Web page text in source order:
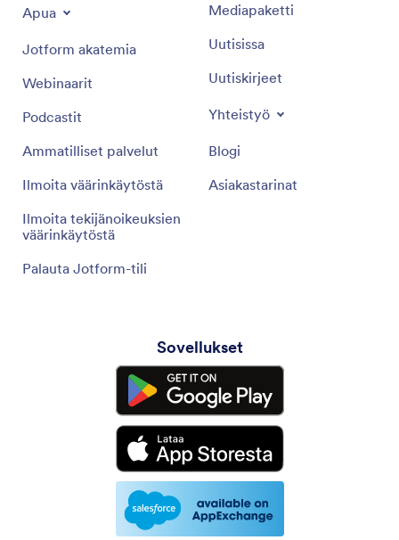
Apua
Jotform akatemia
Webinaarit
Podcastit
Ammatilliset palvelut
Ilmoita väärinkäytöstä
Ilmoita tekijänoikeuksien
väärinkäytöstä
Palauta Jotform-tili
Mediapaketti
Uutisissa
Uutiskirjeet
Yhteistyö
Blogi
Asiakastarinat
Sovellukset